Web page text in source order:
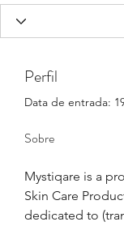
Perfil
Data de entrada:
Sobre
Mystiqare is a
Skin Care
dedicated to